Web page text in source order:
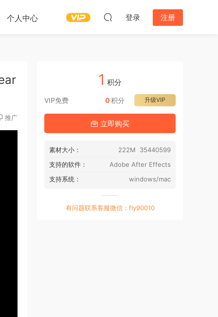
个人中心 登录 注册
推广
1 积分
VIP免费 升级VIP
0积分
立即购买
素材大小：
222M 35440599
支持的软件：
Adobe After Effects
支持系统：
windows/mac
有问题联系客服微信：fly90010